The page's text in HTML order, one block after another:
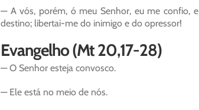
— A vós, porém, ó meu Senhor, eu me confio,
destino; libertai-me do inimigo e do opressor!
Evangelho (Mt 20,17-28)
— O Senhor esteja convosco.
— Ele está no meio de nós.